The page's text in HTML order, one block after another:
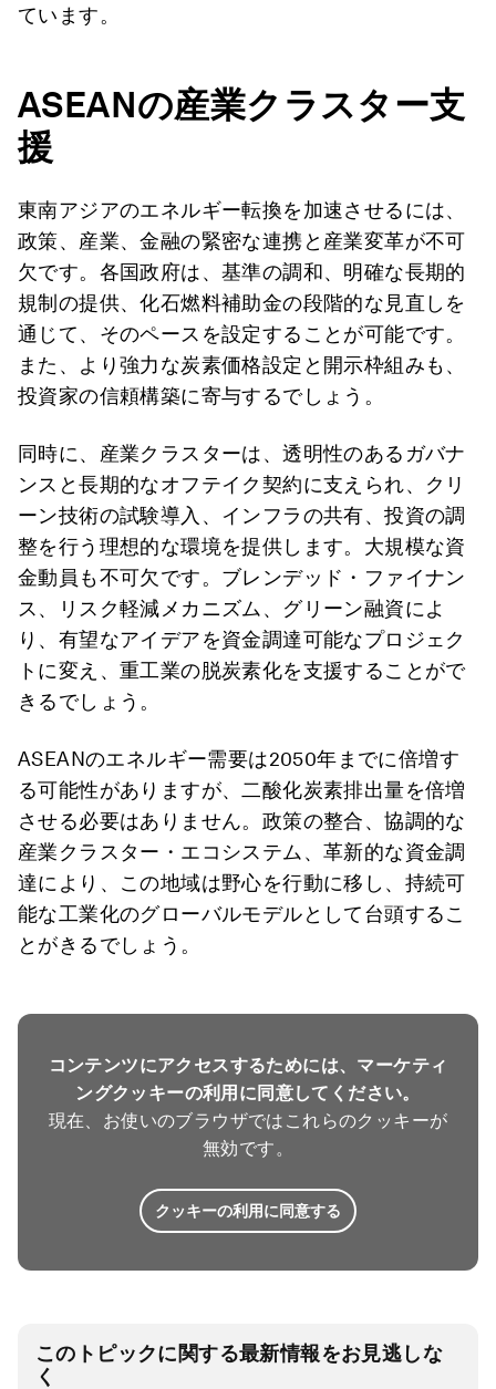
ています。
ASEANの産業クラスター支
援
東南アジアのエネルギー転換を加速させるには、
政策、産業、金融の緊密な連携と産業変革が不可
欠です。各国政府は、基準の調和、明確な長期的
規制の提供、化石燃料補助金の段階的な見直しを
通じて、そのペースを設定することが可能です。
また、より強力な炭素価格設定と開示枠組みも、
投資家の信頼構築に寄与するでしょう。
同時に、産業クラスターは、透明性のあるガバナ
ンスと長期的なオフテイク契約に支えられ、クリ
ーン技術の試験導入、インフラの共有、投資の調
整を行う理想的な環境を提供します。大規模な資
金動員も不可欠です。ブレンデッド・ファイナン
ス、リスク軽減メカニズム、グリーン融資によ
り、有望なアイデアを資金調達可能なプロジェク
トに変え、重工業の脱炭素化を支援することがで
きるでしょう。
ASEANのエネルギー需要は2050年までに倍増す
る可能性がありますが、二酸化炭素排出量を倍増
させる必要はありません。政策の整合、協調的な
産業クラスター・エコシステム、革新的な資金調
達により、この地域は野心を行動に移し、持続可
能な工業化のグローバルモデルとして台頭するこ
とがきるでしょう。
コンテンツにアクセスするためには、マーケティ
ングクッキーの利用に同意してください。
現在、お使いのブラウザではこれらのクッキーが
無効です。
クッキーの利用に同意する
このトピックに関する最新情報をお見逃しな
く